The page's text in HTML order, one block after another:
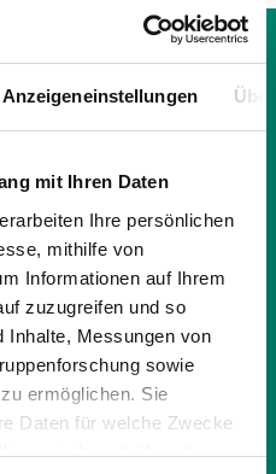
Anzeigeneinstellungen
mit Ihren Daten
Ihre persönlichen
mithilfe von
Informationen auf Ihrem
zuzugreifen und so
Inhalte, Messungen von
sowie
ermöglichen. Sie
Daten für welche Zwecke
jederzeit über die
KLASSENERHALT